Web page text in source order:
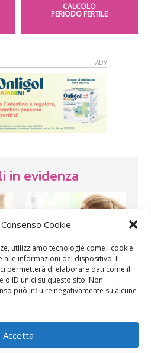
Cookie
utilizziamo tecnologie come i cookie
alle informazioni del dispositivo. Il
permetterà di elaborare dati come il
ID unici su questo sito. Non
può influire negativamente su alcune
Accetta
CALCOLO
PERIODO FERTILE
in evidenza
SOS Pediatra